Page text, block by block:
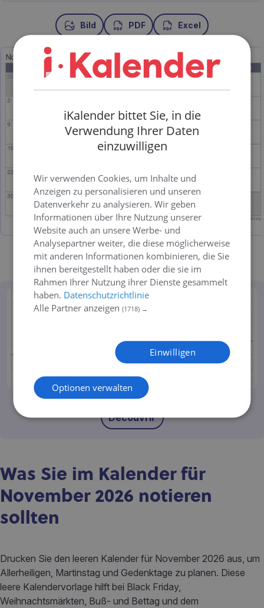
Bild PDF Excel
Bild PDF Excel
November-Dezember
Découvrir
Was Sie im Kalender für
November 2026 notieren
sollten
Drucken Sie den leeren Kalender für November 2026 aus, um
Allerheiligen, Martinstag und Gedenktage zu planen. Diese
leere Kalendervorlage hilft bei Black Friday,
Weihnachtsmärkten, Buß- und Bettag und dem
iKalender bittet Sie, in die
Verwendung Ihrer Daten
einzuwilligen
Wir verwenden Cookies, um Inhalte und
Anzeigen zu personalisieren und unseren
Datenverkehr zu analysieren. Wir geben
Informationen über Ihre Nutzung unserer
Website auch an unsere Werbe- und
Analysepartner weiter, die diese möglicherweise
mit anderen Informationen kombinieren, die Sie
ihnen bereitgestellt haben oder die sie im
Rahmen Ihrer Nutzung ihrer Dienste gesammelt
haben. Datenschutzrichtlinie
Alle Partner anzeigen(1718) →
Einwilligen
Optionen verwalten